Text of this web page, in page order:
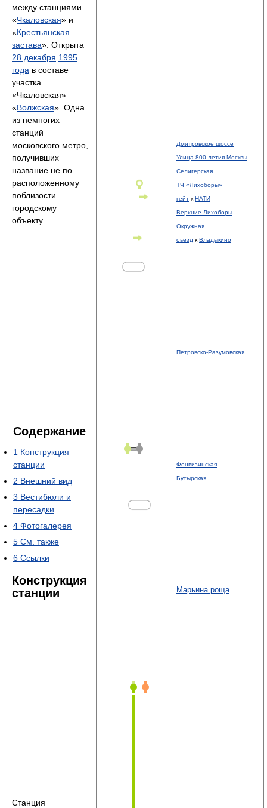
Дмитровское шоссе
Улица 800-летия Москвы
Селигерская
ТЧ «Лихоборы»
гейт к НАТИ
Верхние Лихоборы
Окружная
съезд к Владыкино
Петровско-Разумовская
Фонвизинская
Бутырская
Марьина роща
между станциями
«Чкаловская» и
«Крестьянская
застава». Открыта
28 декабря 1995
года в составе
участка
«Чкаловская» —
«Волжская». Одна
из немногих
станций
московского метро,
получивших
название не по
расположенному
поблизости
городскому
объекту.
Содержание
1 Конструкция
станции
2 Внешний вид
3 Вестибюли и
пересадки
4 Фотогалерея
5 См. также
6 Ссылки
Конструкция
станции
Станция